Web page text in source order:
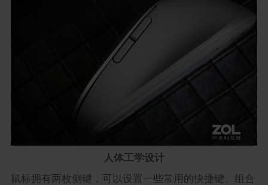
人体工学设计
鼠标拥有两枚侧键，可以设置一些常用的快捷键、组合